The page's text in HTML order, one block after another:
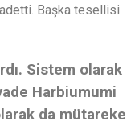
Başka tesellisi
Sistem olarak
Harbiumumi
da mütareke